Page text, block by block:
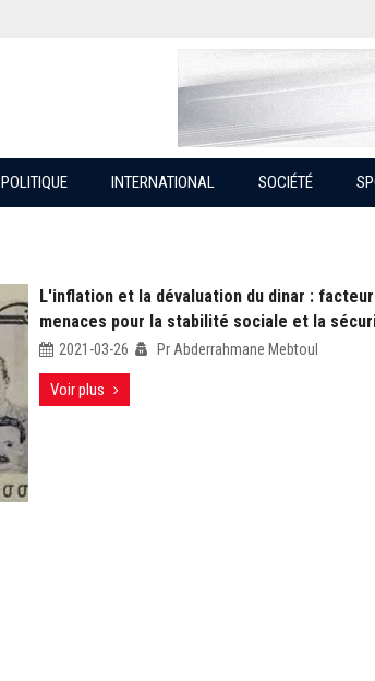
POLITIQUE INTERNATIONAL SOCIÉTÉ
L'inflation et la dévaluation du dinar :
menaces pour la stabilité sociale et la
2021-03-26 Pr Abderrahmane Mebtoul
Voir plus